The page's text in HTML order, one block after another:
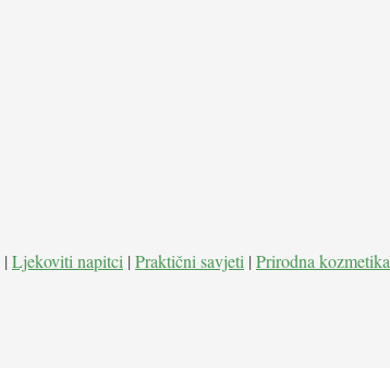
| Ljekoviti napitci | Praktični savjeti | Prirodna kozmetika